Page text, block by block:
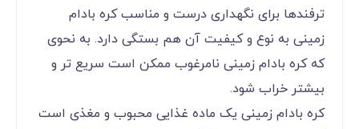
ترفندها برای نگهداری درست و مناسب کره بادام
زمینی به نوع و کیفیت آن هم بستگی دارد. به نحوی
که کره بادام زمینی نامرغوب ممکن است سریع تر و
بیشتر خراب شود.
کره بادام زمینی یک ماده غذایی محبوب و مغذی است